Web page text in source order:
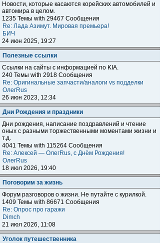
Новости, которые касаются корейских автомобилей и
автомира в целом.
1235 Темы with 29467 Сообщения
Re: Лада Азимут. Мировая премьера!
БИЧ
24 июн 2025, 19:27
Полезные ссылки
Ссылки на сайты с информацией по KIA.
240 Темы with 2918 Сообщения
Re: Оригинальные запчасти/аналоги vs подделки
ОлегRus
26 июн 2023, 12:34
Дни Рождения и праздники
Дни рождения, написание поздравлений и чтение
оных с разными торжественными моментами жизни и
т.д.
4041 Темы with 115264 Сообщения
Re: Алексей — ОлегRus, с Днём Рождения!
ОлегRus
18 июл 2026, 19:40
Поговорим за жизнь
Форум разговоров о жизни. Не путайте с курилкой.
1409 Темы with 86671 Сообщения
Re: Опрос про гаражи
Dimch
21 июл 2026, 11:08
Уголок путешественника